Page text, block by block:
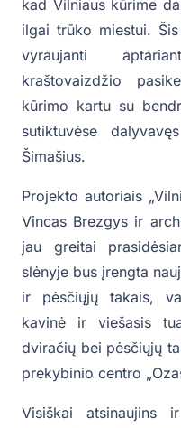
kad Vilniaus kūrime
ilgai trūko miestui.
vyraujanti
kraštovaizdžio
kūrimo kartu su
sutiktuvėse
Šimašius.
Projekto autoriais
Vincas Brezgys ir
jau greitai
slėnyje bus įrengta
ir pėsčiųjų takais,
kavinė ir viešasis
dviračių bei pėsčiųjų
prekybinio centro
Visiškai atsinaujins